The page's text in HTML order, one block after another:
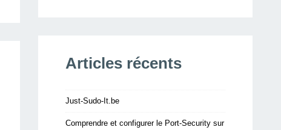
Articles récents
Just-Sudo-It.be
Comprendre et configurer le Port-Security sur